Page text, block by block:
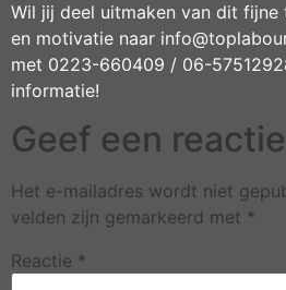
Wil jij deel uitmaken van dit fijne
en motivatie naar
met 0223-660409 / 06-
informatie!
Geef een reactie
Het e-mailadres wordt niet
velden zijn gemarkeerd met *
Reactie *